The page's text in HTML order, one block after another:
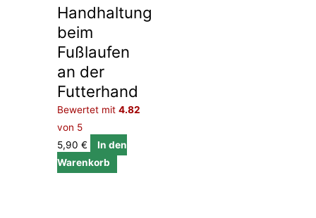
Handhaltung
beim
Fußlaufen
an der
Futterhand
Bewertet mit4.82
von 5
5,90€
In den
Warenkorb